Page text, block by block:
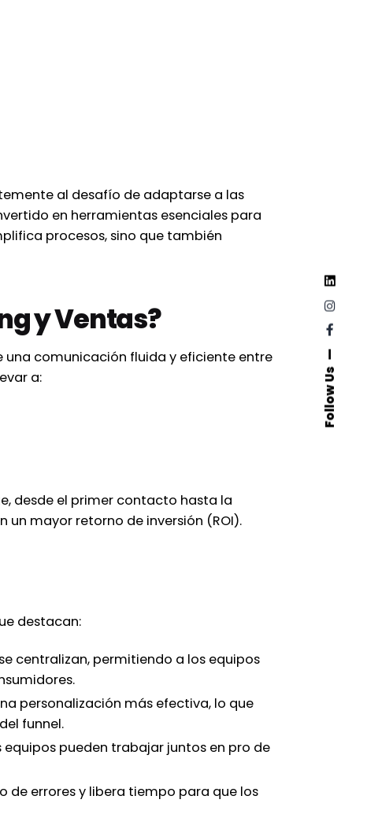
Follow Us
al desafío de adaptarse a las
en herramientas esenciales para
procesos, sino que también
y Ventas?
una comunicación fluida y eficiente entre
a:
desde el primer contacto hasta la
un mayor retorno de inversión (ROI).
destacan:
centralizan, permitiendo a los equipos
personalización más efectiva, lo que
funnel.
pueden trabajar juntos en pro de
de errores y libera tiempo para que los